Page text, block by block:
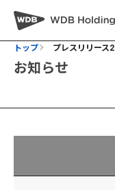
トップ プレスリリース
お知らせ